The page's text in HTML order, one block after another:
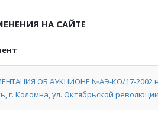
НА САЙТЕ
ОБ АУКЦИОНЕ №АЭ-КО/17-2002
г. Коломна, ул. Октябрьской